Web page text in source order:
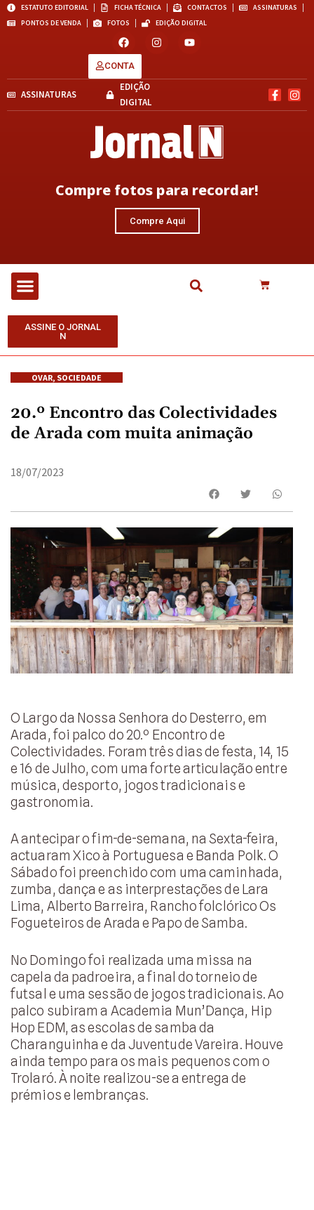
ESTATUTO EDITORIAL FICHA TÉCNICA CONTACTOS
ASSINATURAS
PONTOS DE VENDA
FOTOS EDIÇÃO DIGITAL
CONTA
ASSINATURAS
EDIÇÃO
DIGITAL
Compre fotos para recordar!
Compre Aqui
ASSINE O JORNAL
N
OVAR, SOCIEDADE
20.º Encontro das Colectividades
de Arada com muita animação
18/07/2023
O Largo da Nossa Senhora do Desterro, em
Arada, foi palco do 20.º Encontro de
Colectividades. Foram três dias de festa, 14, 15
e 16 de Julho, com uma forte articulação entre
música, desporto, jogos tradicionais e
gastronomia.
A antecipar o fim-de-semana, na Sexta-feira,
actuaram Xico à Portuguesa e Banda Polk. O
Sábado foi preenchido com uma caminhada,
zumba, dança e as interprestações de Lara
Lima, Alberto Barreira, Rancho folclórico Os
Fogueteiros de Arada e Papo de Samba.
No Domingo foi realizada uma missa na
capela da padroeira, a final do torneio de
futsal e uma sessão de jogos tradicionais. Ao
palco subiram a Academia Mun’Dança, Hip
Hop EDM, as escolas de samba da
Charanguinha e da Juventude Vareira. Houve
ainda tempo para os mais pequenos com o
Trolaró. À noite realizou-se a entrega de
prémios e lembranças.